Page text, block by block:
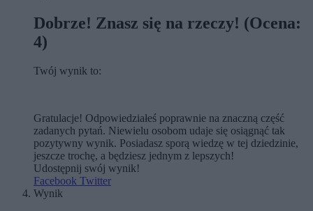
Dobrze! Znasz się na rzeczy! (Ocena:
4)
Twój wynik to:
Gratulacje! Odpowiedziałeś poprawnie na znaczną część
zadanych pytań. Niewielu osobom udaje się osiągnąć tak
pozytywny wynik. Posiadasz sporą wiedzę w tej dziedzinie,
jeszcze trochę, a będziesz jednym z lepszych!
Udostępnij swój wynik!
Facebook Twitter
Wynik